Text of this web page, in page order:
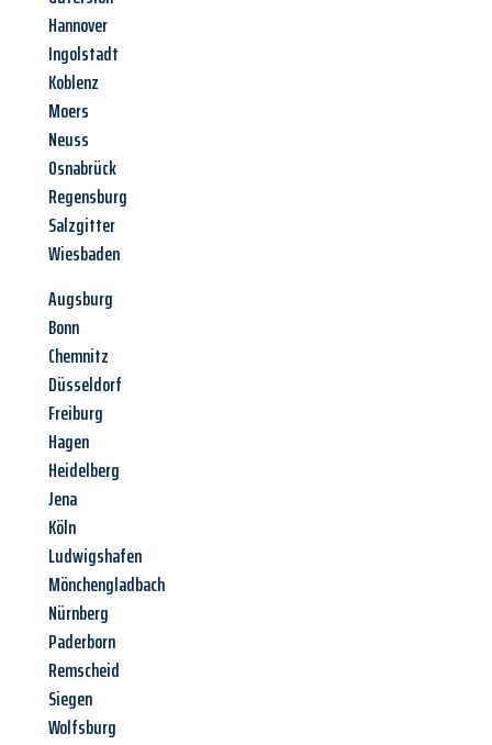
Hannover
Ingolstadt
Koblenz
Moers
Neuss
Osnabrück
Regensburg
Salzgitter
Wiesbaden
Augsburg
Bonn
Chemnitz
Düsseldorf
Freiburg
Hagen
Heidelberg
Jena
Köln
Ludwigshafen
Mönchengladbach
Nürnberg
Paderborn
Remscheid
Siegen
Wolfsburg